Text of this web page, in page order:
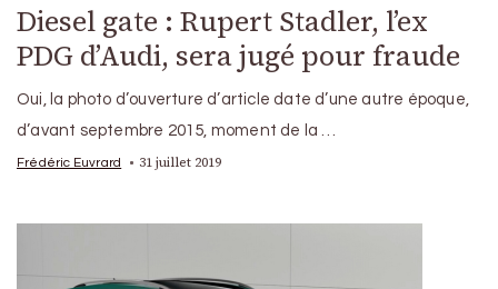
Diesel gate : Rupert Stadler, l’ex
PDG d’Audi, sera jugé pour fraude
Oui, la photo d’ouverture d’article date d’une autre époque,
d’avant septembre 2015, moment de la …
Frédéric Euvrard 31 juillet 2019